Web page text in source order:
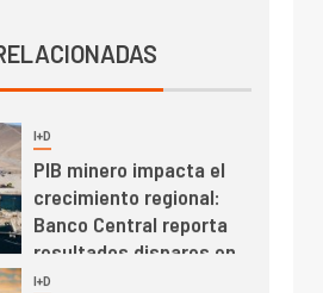
mayo de 2026 cae
10,6%
I+D
PIB minero impacta el
crecimiento regional:
Banco Central reporta
resultados dispares en
el primer trimestre
I+D